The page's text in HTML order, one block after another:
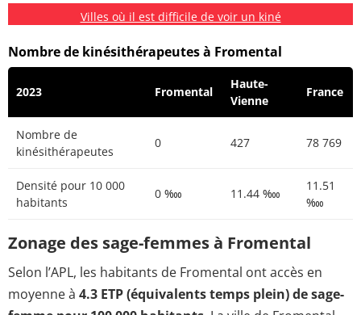
Villes où il est difficile de voir un kiné
Nombre de kinésithérapeutes à Fromental
2023 Fromental
Haute-
Vienne
France
Nombre de
kinésithérapeutes
0 427 78 769
Densité pour 10 000
habitants
0 ‱ 11.44 ‱
11.51
‱
Zonage des sage-femmes à Fromental
Selon l’APL, les habitants de Fromental ont accès en
moyenne à 4.3 ETP (équivalents temps plein) de sage-